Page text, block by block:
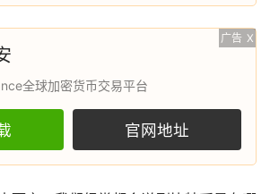
广告 X
全球加密货币交易平台
官网地址